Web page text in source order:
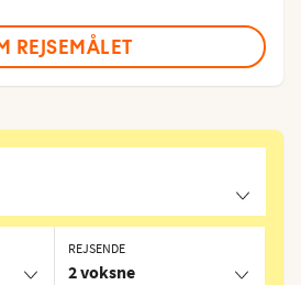
REJSEMÅLET
REJSENDE
2 voksne